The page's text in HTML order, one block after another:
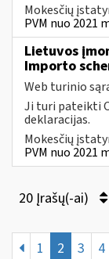
Mokesčių
PVM nuo 2021
Lietuvos
Importo
Web turinio
Ji turi pateikti
deklaracijas.
Mokesčių
PVM nuo 2021
20 Įrašų(-ai)
1 2 3 4